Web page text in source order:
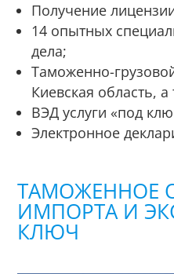
Получение
14 опытных
дела;
Таможенно-
Киевская область,
ВЭД услуги «под
Электронное
ТАМОЖЕННОЕ
ИМПОРТА И
КЛЮЧ